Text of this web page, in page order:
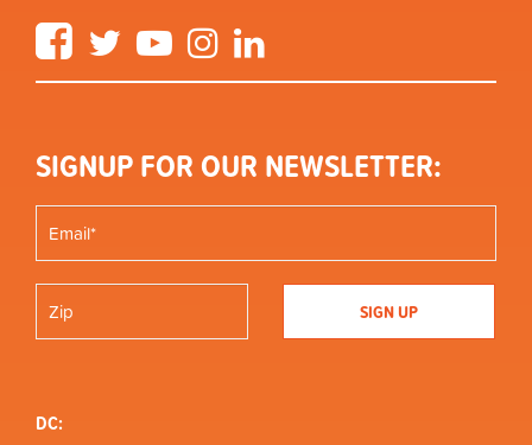
FacebookTwitter YouTube Instagram
SIGNUP FOR OUR NEWSLETTER:
DC: